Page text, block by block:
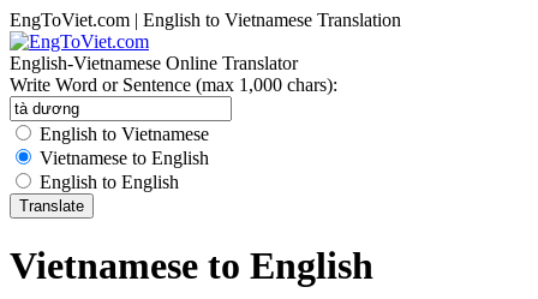
EngToViet.com | English to Vietnamese Translation
English-Vietnamese Online Translator
Write Word or Sentence (max 1,000 chars):
English to Vietnamese
Vietnamese to English
English to English
Vietnamese to English